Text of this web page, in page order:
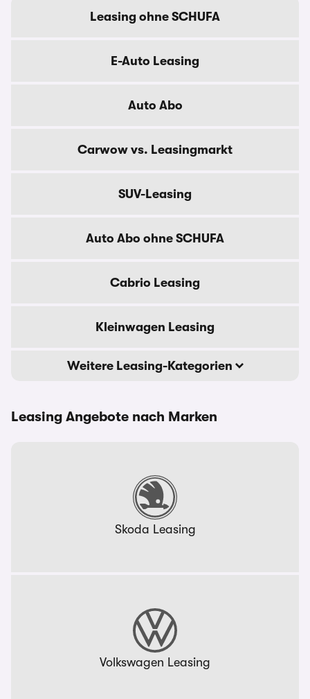
Leasing ohne SCHUFA
E-Auto Leasing
Auto Abo
Carwow vs. Leasingmarkt
SUV-Leasing
Auto Abo ohne SCHUFA
Cabrio Leasing
Kleinwagen Leasing
Weitere Leasing-Kategorien
Leasing Angebote nach Marken
Skoda Leasing
Volkswagen Leasing